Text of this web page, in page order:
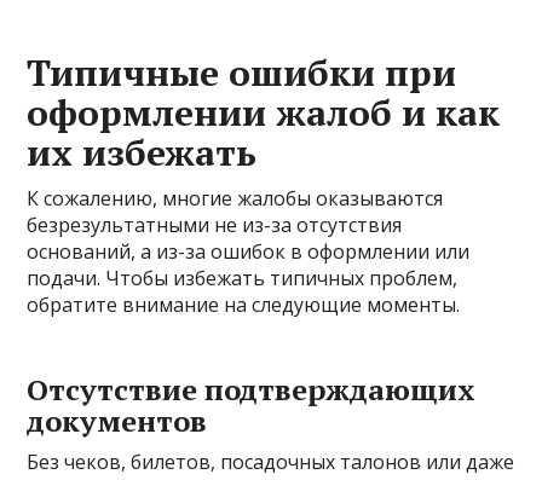
Типичные ошибки при
оформлении жалоб и как
их избежать
К сожалению, многие жалобы оказываются
безрезультатными не из-за отсутствия
оснований, а из-за ошибок в оформлении или
подачи. Чтобы избежать типичных проблем,
обратите внимание на следующие моменты.
Отсутствие подтверждающих
документов
Без чеков, билетов, посадочных талонов или даже